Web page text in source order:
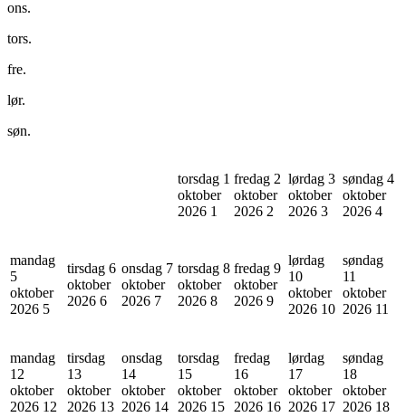
ons.
tors.
fre.
lør.
søn.
torsdag 1
oktober
2026 1
fredag 2
oktober
2026 2
lørdag 3
oktober
2026 3
søndag 4
oktober
2026 4
mandag
5
oktober
2026 5
tirsdag 6
oktober
2026 6
onsdag 7
oktober
2026 7
torsdag 8
oktober
2026 8
fredag 9
oktober
2026 9
lørdag
10
oktober
2026 10
søndag
11
oktober
2026 11
mandag
12
oktober
2026 12
tirsdag
13
oktober
2026 13
onsdag
14
oktober
2026 14
torsdag
15
oktober
2026 15
fredag
16
oktober
2026 16
lørdag
17
oktober
2026 17
søndag
18
oktober
2026 18